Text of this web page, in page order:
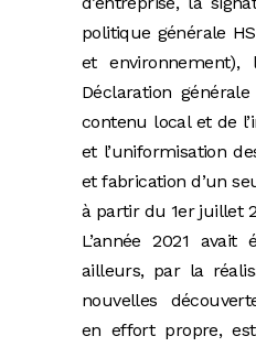
politique générale
et
Déclaration
contenu local et de
et l’uniformisation
et fabrication d’un
à partir du 1er juillet
L’année 2021 avait
ailleurs, par la
nouvelles
en effort propre,